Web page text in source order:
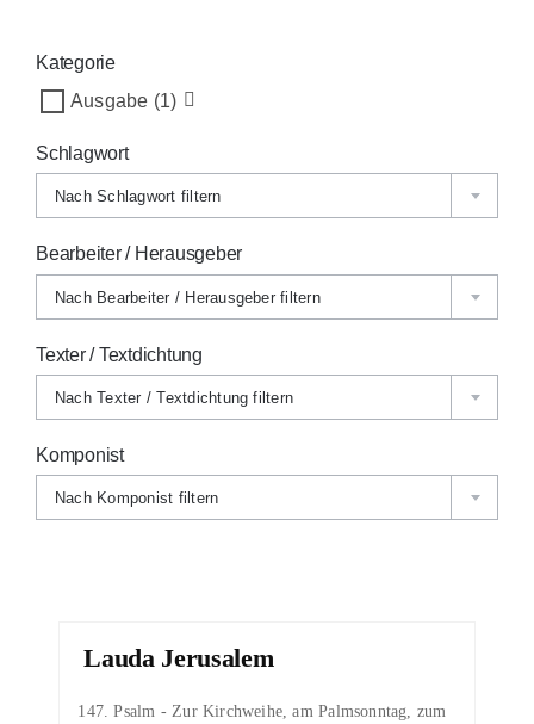
Lauda Jerusalem
147. Psalm - Zur Kirchweihe, am Palmsonntag, zum
Kategorie
Ausgabe (1)
Schlagwort
Nach Schlagwort filtern
Bearbeiter / Herausgeber
Nach Bearbeiter / Herausgeber filtern
Texter / Textdichtung
Nach Texter / Textdichtung filtern
Komponist
Nach Komponist filtern